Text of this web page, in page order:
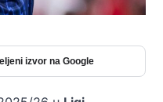
izvor na Google